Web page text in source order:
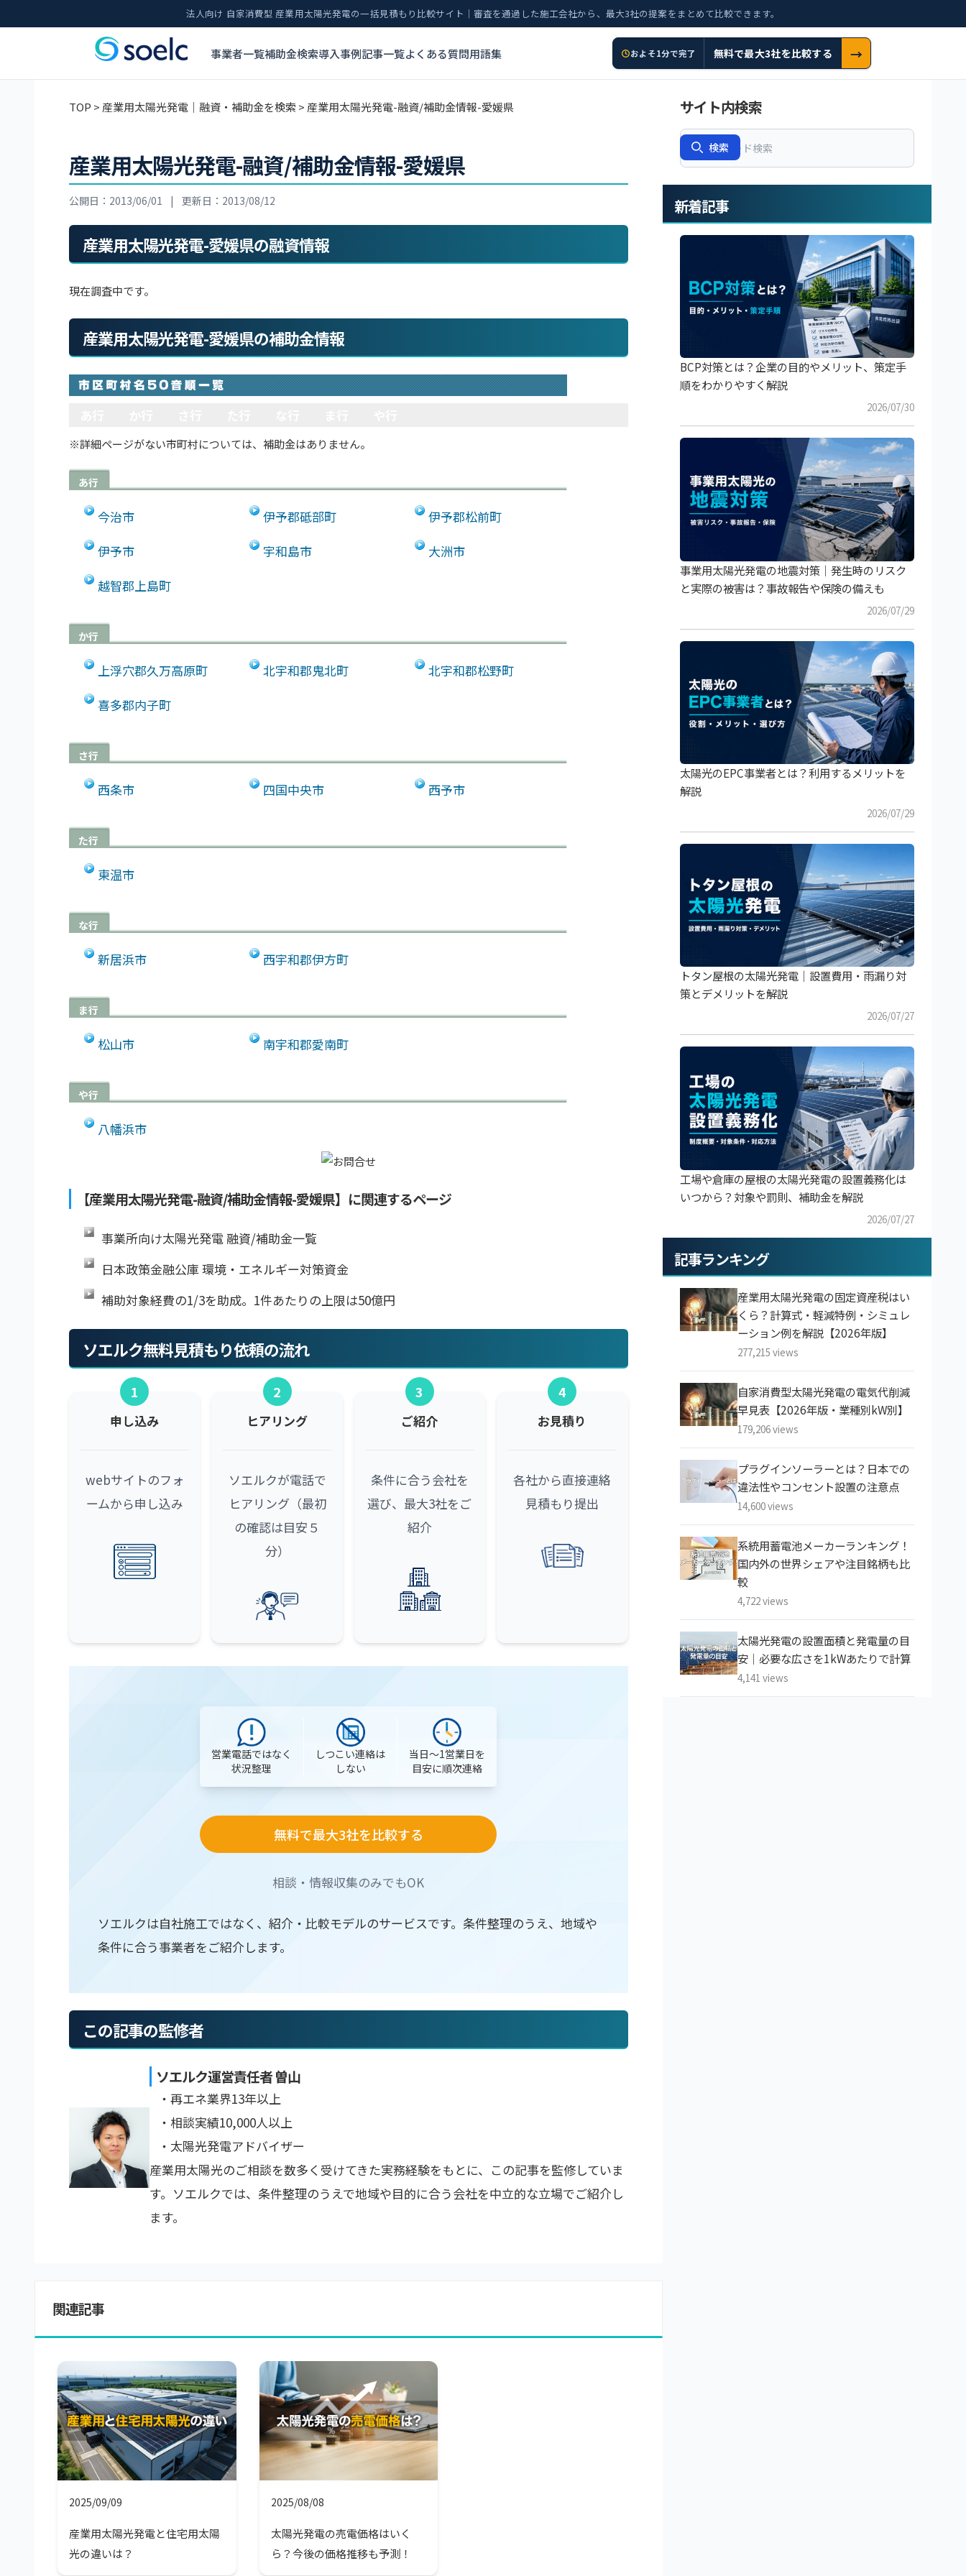
法人向け 自家消費型 産業用太陽光発電の一括見積もり比較サイト｜審査を通過した施工会社から、最大3社の提案をまとめて比較できます。
事業者一覧補助金検索導入事例記事一覧よくある質問用語集 およそ1分で完了 無料で最大3社を比較する →
TOP > 産業用太陽光発電｜融資・補助金を検索 > 産業用太陽光発電-融資/補助金情報-愛媛県
産業用太陽光発電-融資/補助金情報-愛媛県
公開日：2013/06/01 | 更新日：2013/08/12
産業用太陽光発電-愛媛県の融資情報
現在調査中です。
産業用太陽光発電-愛媛県の補助金情報
※詳細ページがない市町村については、補助金はありません。
あ行
今治市 伊予郡砥部町
伊予郡松前町
伊予市
宇和島市
大洲市
越智郡上島町
か行
上浮穴郡久万高原町 北宇和郡鬼北町
北宇和郡松野町
喜多郡内子町
さ行
西条市 四国中央市 西予市
た行
東温市
な行
新居浜市 西宇和郡伊方町
ま行
松山市 南宇和郡愛南町
や行
八幡浜市
【産業用太陽光発電-融資/補助金情報-愛媛県】に関連するページ
事業所向け太陽光発電 融資/補助金一覧
日本政策金融公庫 環境・エネルギー対策資金
補助対象経費の1/3を助成。1件あたりの上限は50億円
ソエルク無料見積もり依頼の流れ
1
申し込み
webサイトのフォ
ームから申し込み
2
ヒアリング
ソエルクが電話で
ヒアリング（最初
の確認は目安５
分）
3
ご紹介
条件に合う会社を
選び、最大3社をご
紹介
4
お見積り
各社から直接連絡
見積もり提出
営業電話ではなく
状況整理
しつこい連絡は
しない
当日〜1営業日を
目安に順次連絡
無料で最大3社を比較する
相談・情報収集のみでもOK
ソエルクは自社施工ではなく、紹介・比較モデルのサービスです。条件整理のうえ、地域や
条件に合う事業者をご紹介します。
この記事の監修者
ソエルク運営責任者 曽山
・再エネ業界13年以上
・相談実績10,000人以上
・太陽光発電アドバイザー
産業用太陽光のご相談を数多く受けてきた実務経験をもとに、この記事を監修していま
す。ソエルクでは、条件整理のうえで地域や目的に合う会社を中立的な立場でご紹介し
ます。
関連記事
2025/09/09
産業用太陽光発電と住宅用太陽
光の違いは？
2025/08/08
太陽光発電の売電価格はいく
ら？今後の価格推移も予測！
サイト内検索
Search
検索
新着記事
BCP対策とは？企業の目的やメリット、策定手
順をわかりやすく解説
2026/07/30
事業用太陽光発電の地震対策｜発生時のリスク
と実際の被害は？事故報告や保険の備えも
2026/07/29
太陽光のEPC事業者とは？利用するメリットを
解説
2026/07/29
トタン屋根の太陽光発電｜設置費用・雨漏り対
策とデメリットを解説
2026/07/27
工場や倉庫の屋根の太陽光発電の設置義務化は
いつから？対象や罰則、補助金を解説
2026/07/27
記事ランキング
産業用太陽光発電の固定資産税はい
くら？計算式・軽減特例・シミュレ
ーション例を解説【2026年版】
277,215 views
自家消費型太陽光発電の電気代削減
早見表【2026年版・業種別kW別】
179,206 views
プラグインソーラーとは？日本での
違法性やコンセント設置の注意点
14,600 views
系統用蓄電池メーカーランキング！
国内外の世界シェアや注目銘柄も比
較
4,722 views
太陽光発電の設置面積と発電量の目
安｜必要な広さを1kWあたりで計算
4,141 views